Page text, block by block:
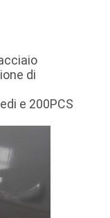
di
e 200PCS